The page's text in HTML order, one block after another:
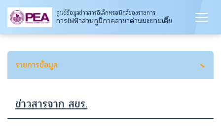
ศูนย์ข้อมูลข่าวสารอิเล็กทรอนิกส์ของราชการ
การไฟฟ้าส่วนภูมิภาคสาขาด่านมะขามเตี้ย
รายการข้อมูล
ข่าวสารจาก สขร.